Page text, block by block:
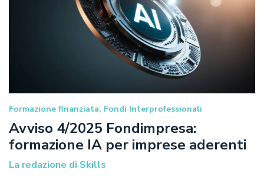
Formazione finanziata, Fondi Interprofessionali
Avviso 4/2025 Fondimpresa:
formazione IA per imprese aderenti
La redazione di Skills